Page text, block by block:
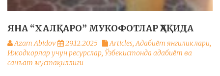
ЯНА “ХАЛҚАРО” МУКОФОТЛАР ҲАҚИДА
Azam Abidov 29.12.2025 Articles,Адабиёт янгиликлари,
Ижодкорлар учун ресурслар, Ўзбекистонда адабиёт ва
санъат мустақиллиги